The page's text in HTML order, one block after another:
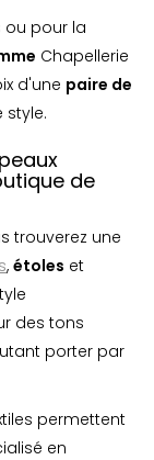
ou pour la
Chapellerie
d'une paire de
style.
de
trouverez une
, étoles et
des tons
porter par
permettent
en